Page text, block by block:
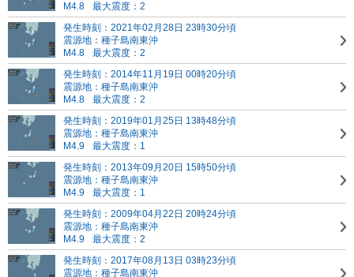
M4.8
最大震度：2
発生時刻：2021年02月28日 23時30分頃
震源地：種子島南東沖
M4.8
最大震度：2
発生時刻：2014年11月19日 00時20分頃
震源地：種子島南東沖
M4.8
最大震度：2
発生時刻：2019年01月25日 13時48分頃
震源地：種子島南東沖
M4.9
最大震度：1
発生時刻：2013年09月20日 15時50分頃
震源地：種子島南東沖
M4.9
最大震度：1
発生時刻：2009年04月22日 20時24分頃
震源地：種子島南東沖
M4.9
最大震度：2
発生時刻：2017年08月13日 03時23分頃
震源地：種子島南東沖